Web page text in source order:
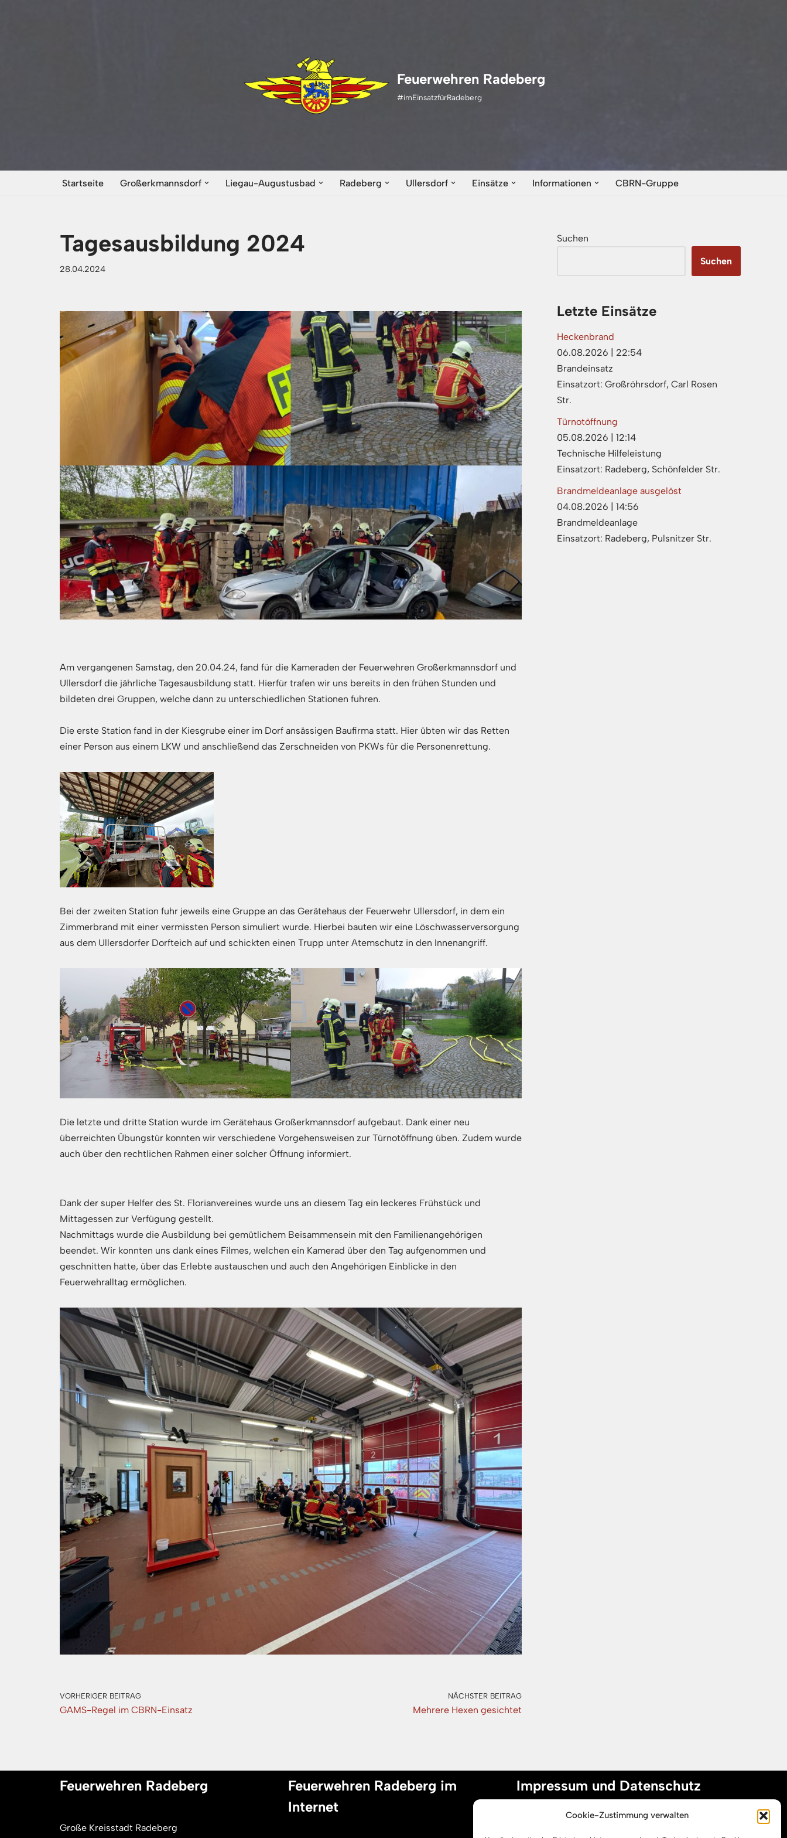
Cookie-Zustimmung verwalten
Feuerwehren Radeberg
#imEinsatzfürRadeberg
Startseite Großerkmannsdorf Liegau-Augustusbad Radeberg Ullersdorf Einsätze Informationen CBRN-Gruppe
Tagesausbildung 2024
28.04.2024
Am vergangenen Samstag, den 20.04.24, fand für die Kameraden der Feuerwehren Großerkmannsdorf und
Ullersdorf die jährliche Tagesausbildung statt. Hierfür trafen wir uns bereits in den frühen Stunden und
bildeten drei Gruppen, welche dann zu unterschiedlichen Stationen fuhren.
Die erste Station fand in der Kiesgrube einer im Dorf ansässigen Baufirma statt. Hier übten wir das Retten
einer Person aus einem LKW und anschließend das Zerschneiden von PKWs für die Personenrettung.
Bei der zweiten Station fuhr jeweils eine Gruppe an das Gerätehaus der Feuerwehr Ullersdorf, in dem ein
Zimmerbrand mit einer vermissten Person simuliert wurde. Hierbei bauten wir eine Löschwasserversorgung
aus dem Ullersdorfer Dorfteich auf und schickten einen Trupp unter Atemschutz in den Innenangriff.
Die letzte und dritte Station wurde im Gerätehaus Großerkmannsdorf aufgebaut. Dank einer neu
überreichten Übungstür konnten wir verschiedene Vorgehensweisen zur Türnotöffnung üben. Zudem wurde
auch über den rechtlichen Rahmen einer solcher Öffnung informiert.
Dank der super Helfer des St. Florianvereines wurde uns an diesem Tag ein leckeres Frühstück und
Mittagessen zur Verfügung gestellt.
Nachmittags wurde die Ausbildung bei gemütlichem Beisammensein mit den Familienangehörigen
beendet. Wir konnten uns dank eines Filmes, welchen ein Kamerad über den Tag aufgenommen und
geschnitten hatte, über das Erlebte austauschen und auch den Angehörigen Einblicke in den
Feuerwehralltag ermöglichen.
VORHERIGER BEITRAG
GAMS-Regel im CBRN-Einsatz
NÄCHSTER BEITRAG
Mehrere Hexen gesichtet
Suchen
Suchen
Letzte Einsätze
Heckenbrand
06.08.2026 | 22:54
Brandeinsatz
Einsatzort: Großröhrsdorf, Carl Rosen
Str.
Türnotöffnung
05.08.2026 | 12:14
Technische Hilfeleistung
Einsatzort: Radeberg, Schönfelder Str.
Brandmeldeanlage ausgelöst
04.08.2026 | 14:56
Brandmeldeanlage
Einsatzort: Radeberg, Pulsnitzer Str.
Feuerwehren Radeberg
Große Kreisstadt Radeberg
Feuerwehren Radeberg im
Internet
Impressum und Datenschutz